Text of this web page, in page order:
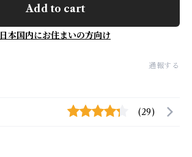
Add to cart
日本国内にお住まいの方向け
通報する
(29)